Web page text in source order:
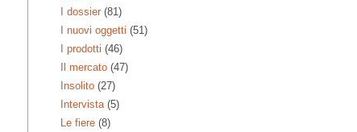
I dossier (81)
I nuovi oggetti (51)
I prodotti (46)
Il mercato (47)
Insolito (27)
Intervista (5)
Le fiere (8)